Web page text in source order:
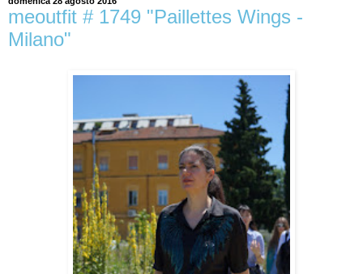
meoutfit # 1749 "Paillettes Wings -
Milano"